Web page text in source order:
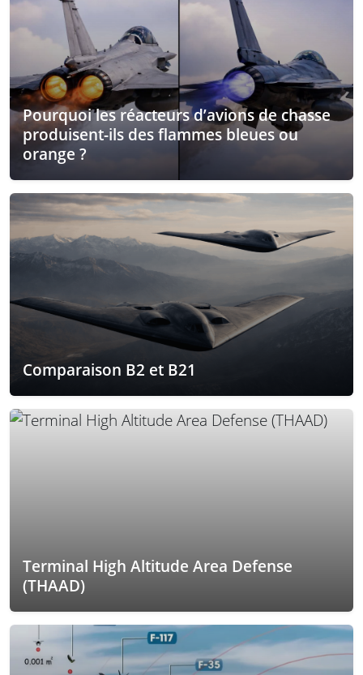
Pourquoi les réacteurs d’avions de chasse
produisent-ils des flammes bleues ou
orange ?
Comparaison B2 et B21
Terminal High Altitude Area Defense
(THAAD)